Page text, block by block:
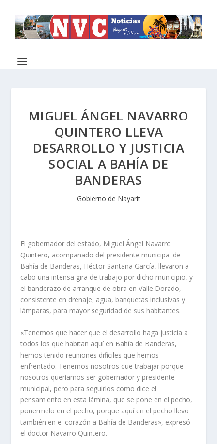
MIGUEL ÁNGEL NAVARRO
QUINTERO LLEVA
DESARROLLO Y JUSTICIA
SOCIAL A BAHÍA DE
BANDERAS
Gobierno de Nayarit
El gobernador del estado, Miguel Ángel Navarro
Quintero, acompañado del presidente municipal de
Bahía de Banderas, Héctor Santana García, llevaron a
cabo una intensa gira de trabajo por dicho municipio, y
el banderazo de arranque de obra en Valle Dorado,
consistente en drenaje, agua, banquetas inclusivas y
lámparas, para mayor seguridad de sus habitantes.
«Tenemos que hacer que el desarrollo haga justicia a
todos los que habitan aquí en Bahía de Banderas,
hemos tenido reuniones dificiles que hemos
enfrentado. Tenemos nosotros que trabajar porque
nosotros queríamos ser gobernador y presidente
municipal, pero para seguirlos como dice el
pensamiento en esta lámina, que se pone en el pecho,
ponermelo en el pecho, porque aquí en el pecho llevo
también en el corazón a Bahía de Banderas», expresó
el doctor Navarro Quintero.